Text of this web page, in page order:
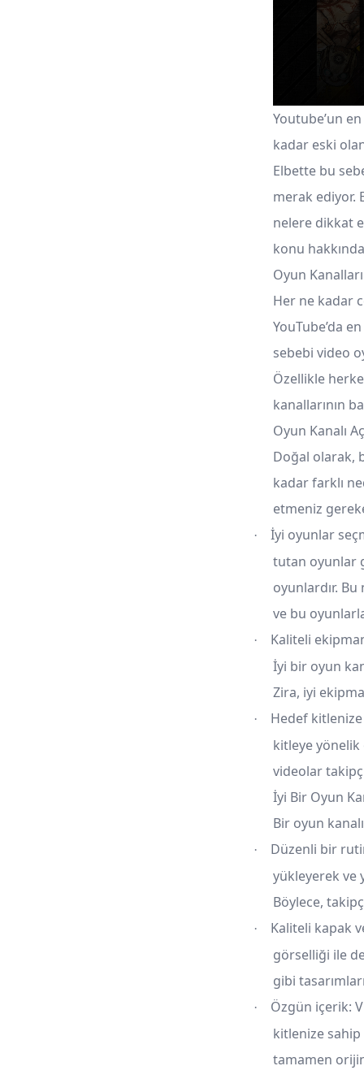
Youtube’un
kadar eski
Elbette bu
merak ediyor.
nelere dikkat
konu
Oyun
Her ne kadar
YouTube’da
sebebi video
Özellikle
kanallarının
Oyun Kanalı
Doğal olarak,
kadar farklı
etmeniz
·
İyi oyunlar
tutan oyunlar
oyunlardır.
ve bu
·
Kaliteli
İyi bir oyun
Zira, iyi
·
Hedef kitlenize
kitleye yönelik
videolar
İyi Bir Oyun
Bir oyun
·
Düzenli bir
yükleyerek ve
Böylece,
·
Kaliteli kapak
görselliği ile
gibi
·
Özgün içerik:
kitlenize sahip
tamamen